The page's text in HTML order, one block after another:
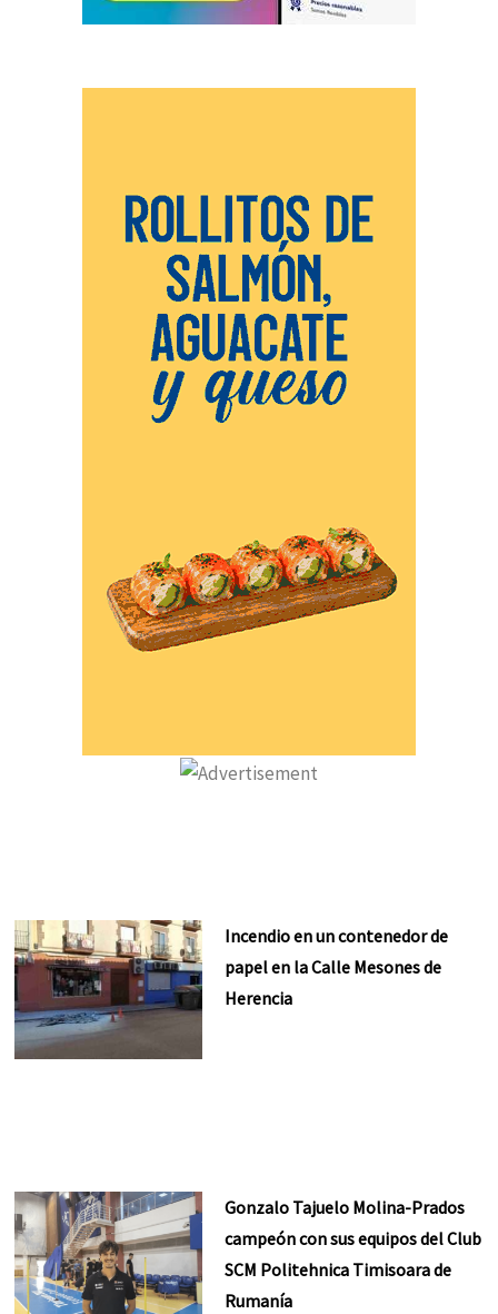
Incendio en un contenedor de
papel en la Calle Mesones de
Herencia
Gonzalo Tajuelo Molina-Prados
campeón con sus equipos del Club
SCM Politehnica Timisoara de
Rumanía